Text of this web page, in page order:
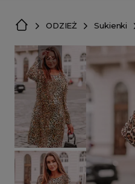
ODZIEŻ Sukienki